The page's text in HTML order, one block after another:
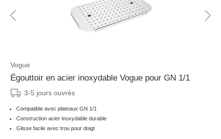
Vogue
Égouttoir en acier inoxydable Vogue pour GN 1/1
3-5 jours ouvrés
Compatible avec plateaux GN 1/1
Construction acier inoxydable durable
Glisse facile avec trou pour doigt